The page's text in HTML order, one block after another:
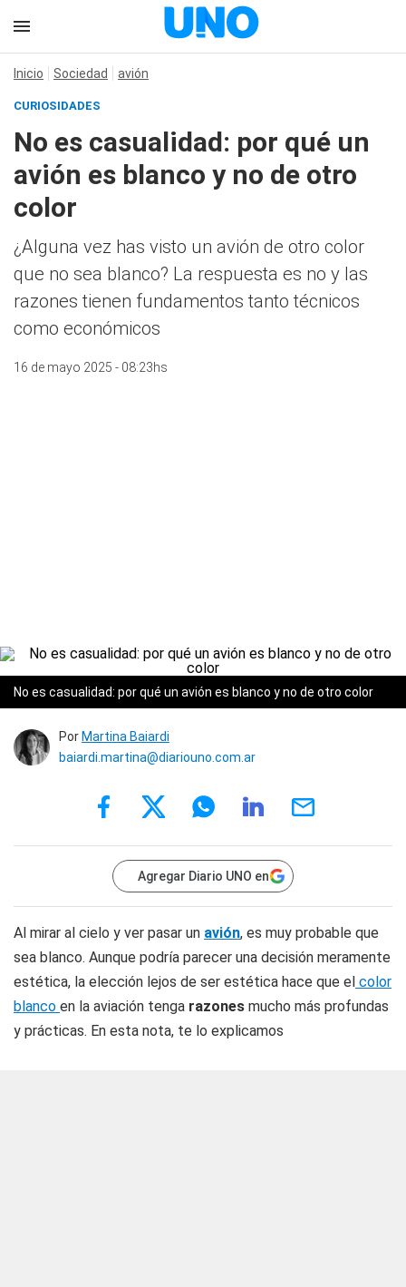
Inicio Sociedad avión
CURIOSIDADES
No es casualidad: por qué un
avión es blanco y no de otro
color
¿Alguna vez has visto un avión de otro color
que no sea blanco? La respuesta es no y las
razones tienen fundamentos tanto técnicos
como económicos
16 de mayo 2025 - 08:23hs
No es casualidad: por qué un avión es blanco y no de otro color
Por Martina Baiardi
baiardi.martina@diariouno.com.ar
Agregar Diario UNO en
Al mirar al cielo y ver pasar un avión, es muy probable que
sea blanco. Aunque podría parecer una decisión meramente
estética, la elección lejos de ser estética hace que el color
blanco en la aviación tenga razones mucho más profundas
y prácticas. En esta nota, te lo explicamos